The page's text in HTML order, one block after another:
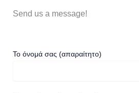
Send us a message!
Το όνομά σας (απαραίτητο)